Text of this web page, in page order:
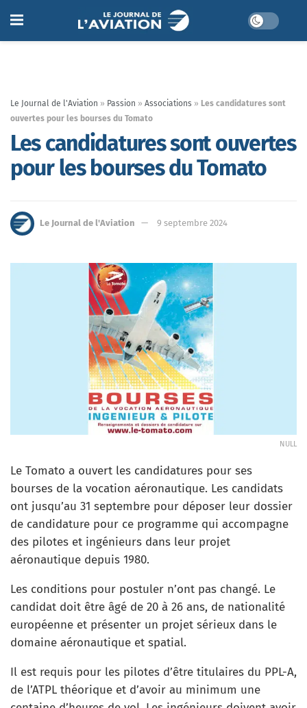
Le Journal de l'Aviation » Passion » Associations » Les candidatures sont
ouvertes pour les bourses du Tomato
Les candidatures sont ouvertes
pour les bourses du Tomato
Le Journal de l'Aviation 9 septembre 2024
NULL
Le Tomato a ouvert les candidatures pour ses
bourses de la vocation aéronautique. Les candidats
ont jusqu’au 31 septembre pour déposer leur dossier
de candidature pour ce programme qui accompagne
des pilotes et ingénieurs dans leur projet
aéronautique depuis 1980.
Les conditions pour postuler n’ont pas changé. Le
candidat doit être âgé de 20 à 26 ans, de nationalité
européenne et présenter un projet sérieux dans le
domaine aéronautique et spatial.
Il est requis pour les pilotes d’être titulaires du PPL-A,
de l’ATPL théorique et d’avoir au minimum une